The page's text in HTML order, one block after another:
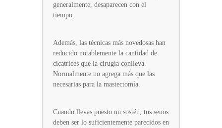
generalmente, desaparecen con el
tiempo.
Además, las técnicas más novedosas han
reducido notablemente la cantidad de
cicatrices que la cirugía conlleva.
Normalmente no agrega más que las
necesarias para la mastectomía.
Cuando llevas puesto un sostén, tus senos
deben ser lo suficientemente parecidos en